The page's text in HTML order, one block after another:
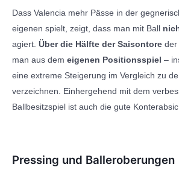
Dass Valencia mehr Pässe in der
eigenen spielt, zeigt, dass man mit Ball
agiert. Über die Hälfte der Saisontore der
man aus dem eigenen Positionsspiel –
eine extreme Steigerung im Vergleich zu
verzeichnen. Einhergehend mit dem
Ballbesitzspiel ist auch die gute
Pressing und Balleroberungen